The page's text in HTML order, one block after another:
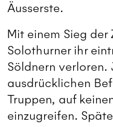
Äusserste.
Mit einem Sieg
Solothurner ihr
Söldnern
ausdrücklichen
Truppen, auf
einzugreifen.